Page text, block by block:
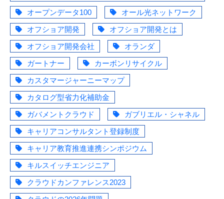
オープンデータ100
オール光ネットワーク
オフショア開発
オフショア開発とは
オフショア開発会社
オランダ
ガートナー
カーボンリサイクル
カスタマージャーニーマップ
カタログ型省力化補助金
ガバメントクラウド
ガブリエル・シャネル
キャリアコンサルタント登録制度
キャリア教育推進連携シンポジウム
キルスイッチエンジニア
クラウドカンファレンス2023